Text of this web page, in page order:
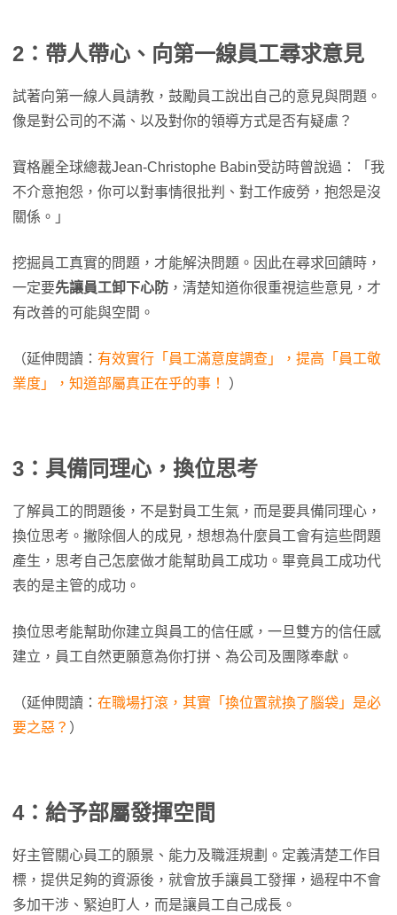
2：帶人帶心、向第一線員工尋求意見
試著向第一線人員請教，鼓勵員工說出自己的意見與問題。
像是對公司的不滿、以及對你的領導方式是否有疑慮？
寶格麗全球總裁Jean-Christophe Babin受訪時曾說過：「我
不介意抱怨，你可以對事情很批判、對工作疲勞，抱怨是沒
關係。」
挖掘員工真實的問題，才能解決問題。因此在尋求回饋時，
一定要先讓員工卸下心防 ，清楚知道你很重視這些意見，才
有改善的可能與空間。
（延伸閱讀： 有效實行「員工滿意度調查」，提高「員工敬
業度」，知道部屬真正在乎的事！ ）
3：具備同理心，換位思考
了解員工的問題後，不是對員工生氣，而是要具備同理心，
換位思考。撇除個人的成見，想想為什麼員工會有這些問題
產生，思考自己怎麼做才能幫助員工成功。畢竟員工成功代
表的是主管的成功。
換位思考能幫助你建立與員工的信任感，一旦雙方的信任感
建立，員工自然更願意為你打拼、為公司及團隊奉獻。
（延伸閱讀： 在職場打滾，其實「換位置就換了腦袋」是必
要之惡？ ）
4：給予部屬發揮空間
好主管關心員工的願景、能力及職涯規劃。定義清楚工作目
標，提供足夠的資源後，就會放手讓員工發揮，過程中不會
多加干涉、緊迫盯人，而是讓員工自己成長。